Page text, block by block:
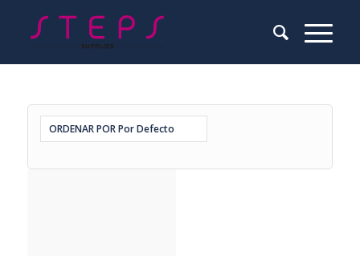
ORDENAR PORPor Defecto